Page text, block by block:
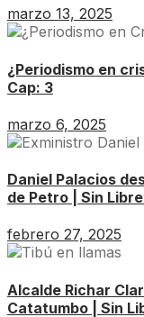
marzo 13, 2025
¿Periodismo en
Cap: 3
marzo 6, 2025
Daniel Palacios
de Petro | Sin
febrero 27, 2025
Alcalde Richar
Catatumbo | Sin